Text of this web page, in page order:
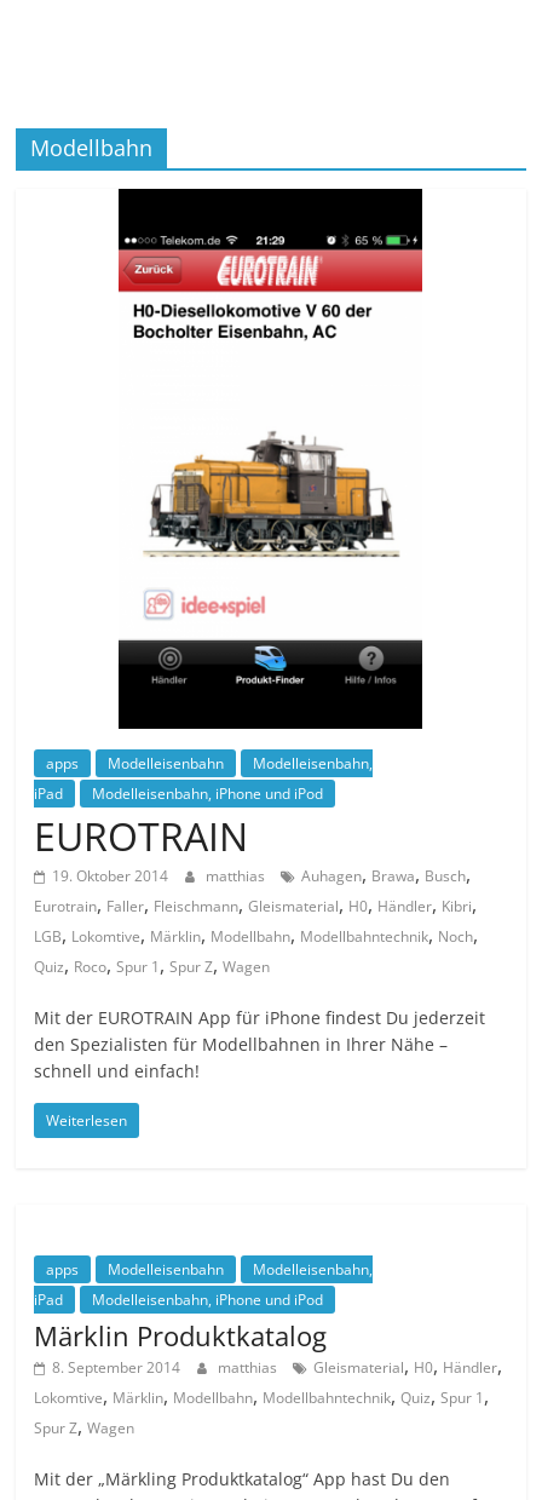
Modellbahn
apps Modelleisenbahn
Modelleisenbahn,
iPad
Modelleisenbahn, iPhone und iPod
EUROTRAIN
19. Oktober 2014 matthias Auhagen, Brawa, Busch,
Eurotrain, Faller, Fleischmann,Gleismaterial, H0, Händler, Kibri,
LGB, Lokomtive, Märklin, Modellbahn, Modellbahntechnik, Noch,
Quiz, Roco,Spur 1,Spur Z,Wagen
Mit der EUROTRAIN App für iPhone findest Du jederzeit
den Spezialisten für Modellbahnen in Ihrer Nähe –
schnell und einfach!
Weiterlesen
apps Modelleisenbahn
Modelleisenbahn,
iPad
Modelleisenbahn, iPhone und iPod
Märklin Produktkatalog
8. September 2014 matthias Gleismaterial, H0, Händler,
Lokomtive, Märklin, Modellbahn, Modellbahntechnik,Quiz,Spur 1,
Spur Z,Wagen
Mit der „Märkling Produktkatalog“ App hast Du den